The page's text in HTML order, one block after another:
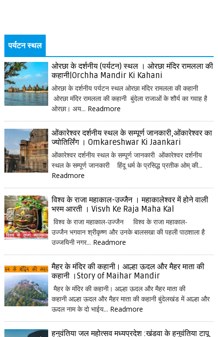
पर्यटन स्थल
ओरछा के दर्शनीय (पर्यटन) स्थल । ओरछा मंदिर रामलला की
कहानी|Orchha Mandir Ki Kahani
ओरछा के दर्शनीय पर्यटन स्थल ओरछा मंदिर रामलला की कहानी
ओरछा मंदिर रामलला की कहानी बुंदेला राजाओं के शौर्य का गवाह है
ओरछा। अय... Readmore
ओंकारेश्वर दर्शनीय स्थल के सम्पूर्ण जानकारी,ओंकारेश्वर का
ज्योतिर्लिंग । Omkareshwar Ki Jaankari
ओंकारेश्वर दर्शनीय स्थल के सम्पूर्ण जानकारी ओंकारेश्वर दर्शनीय
स्थल के सम्पूर्ण जानकारी हिंदू धर्म के प्रसिद्ध प्रतीक ओम् की...
Readmore
विश्व के राजा महाकाल-उज्जैन । महाकालेश्वर में होने वाली
भस्म आरती । Visvh Ke Raja Maha Kal
विश्व के राजा महाकाल-उज्जैन विश्व के राजा महाकाल-
उज्जैन भगवान श्रीकृष्ण और उनके बालसखा की पहली पाठशाला है
उज्जयिनी नगर... Readmore
मैहर के मंदिर की कहानी। आल्हा ऊदल और मैहर माता की
कहानी ।Story of Maihar Mandir
मैहर के मंदिर की कहानी। आल्हा ऊदल और मैहर माता की
कहानी आल्हा ऊदल और मैहर माता की कहानी बुंदेलखंड में आल्हा और
ऊदल नाम के दो भाईय... Readmore
हनुवंतिया जल महोत्सव मध्यप्रदेश :खंडवा के हनुवंतिया टापू